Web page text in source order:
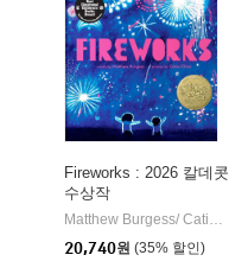
Fireworks : 2026 칼데콧
수상작
Matthew Burgess/ Catia Chien (ILT)
20,740원 (35% 할인)